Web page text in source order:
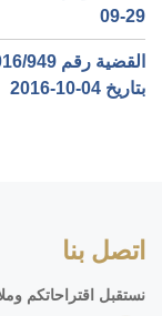
09-29‏
بتاريخ ‎2016-10-04‏
اتصل بنا
نستقبل اقتراحاتكم